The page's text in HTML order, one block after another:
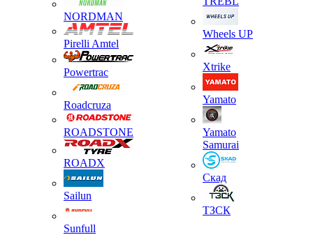
NORDMAN
Pirelli Amtel
Powertrac
Roadcruza
ROADSTONE
ROADX
Sailun
Sunfull
Wheels UP
Xtrike
Yamato
Yamato
Samurai
Скад
ТЗСК